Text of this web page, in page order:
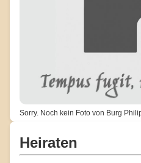
Sorry. Noch kein Foto von Burg
Heiraten